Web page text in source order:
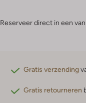
Reserveer direct in een
Gratis verzending
Gratis retourneren